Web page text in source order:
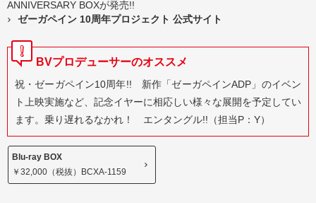
ANNIVERSARY BOXが発売!!
ゼーガペイン 10周年プロジェクト 公式サイト
BVプロデューサーのオススメ
祝・ゼーガペイン10周年!! 新作「ゼーガペインADP」のイベン
ト上映実施など、記念イヤーに相応しい様々な展開を予定してい
ます。乗り遅れるなかれ！ エンタングル!!（担当P：Y）
Blu-ray BOX
￥32,000（税抜）BCXA-1159